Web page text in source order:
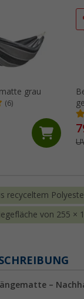
grau
(6)
recyceltem
von 255 ×
–